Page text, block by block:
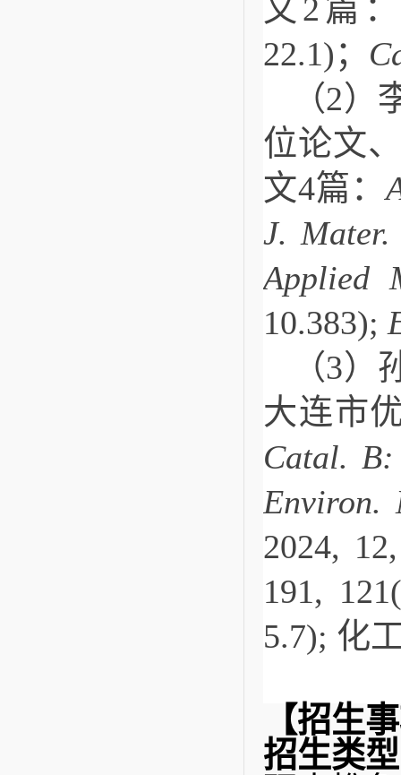
文2篇
22.1)；
（2
位论文
文4篇：
J. Mater.
Applied
10.383);
（3
大连市
Catal.
Environ.
2024,
191,
5.7); 化
【招生
招生类型